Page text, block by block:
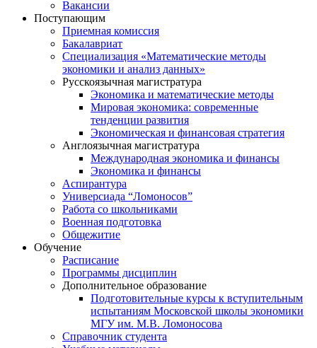
Вакансии
Поступающим
Приемная комиссия
Бакалавриат
Специализация «Математические методы
экономики и анализ данных»
Русскоязычная магистратура
Экономика и математические методы
Мировая экономика: современные
тенденции развития
Экономическая и финансовая стратегия
Англоязычная магистратура
Международная экономика и финансы
Экономика и финансы
Аспирантура
Универсиада “Ломоносов”
Работа со школьниками
Военная подготовка
Общежитие
Обучение
Расписание
Программы дисциплин
Дополнительное образование
Подготовительные курсы к вступительным
испытаниям Московской школы экономики
МГУ им. М.В. Ломоносова
Справочник студента